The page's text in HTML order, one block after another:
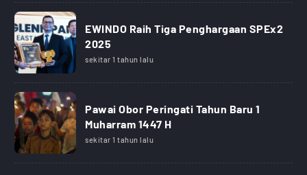
EWINDO Raih Tiga Penghargaan SPEx2
2025
sekitar 1 tahun lalu
Pawai Obor Peringati Tahun Baru 1
Muharram 1447 H
sekitar 1 tahun lalu